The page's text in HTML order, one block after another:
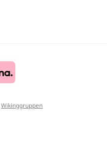
Wikinggruppen